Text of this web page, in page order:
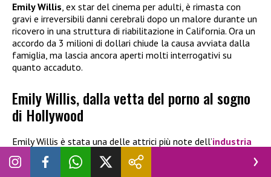
Emily Willis, ex star del cinema per adulti, è rimasta con
gravi e irreversibili danni cerebrali dopo un malore durante un
ricovero in una struttura di riabilitazione in California. Ora un
accordo da 3 milioni di dollari chiude la causa avviata dalla
famiglia, ma lascia ancora aperti molti interrogativi su
quanto accaduto.
Emily Willis, dalla vetta del porno al sogno
di Hollywood
Emily Willis è stata una delle attrici più note dell’industria
per adulti
, arrivando in pochi anni ai massimi
del settore
. Nel 2021 ha conquistato il premio AVN come